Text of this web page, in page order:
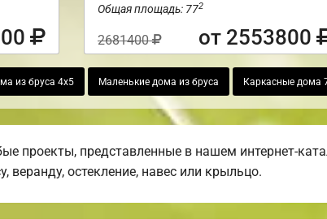
Общая площадь: 772
2681400 от 2553800
из бруса 4х5 Маленькие дома из бруса Каркасные дома
проекты, представленные в нашем интернет-
веранду, остекление, навес или крыльцо.